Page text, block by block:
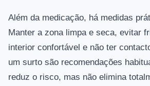
Além da medicação, há medidas
Manter a zona limpa e seca, evitar
interior confortável e não ter
um surto são recomendações
reduz o risco, mas não elimina